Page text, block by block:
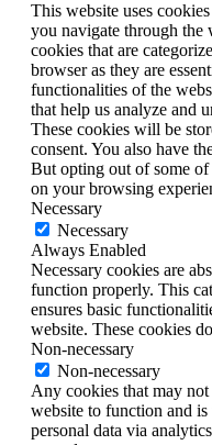
This website uses
you navigate through the
cookies that are
browser as they are
functionalities of the
that help us analyze and
These cookies will be
consent. You also have
But opting out of some of
on your browsing
Necessary
Necessary
Always Enabled
Necessary cookies are
function properly. This
ensures basic
website. These cookies
Non-necessary
Non-necessary
Any cookies that may
website to function and
personal data via